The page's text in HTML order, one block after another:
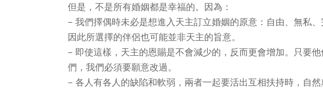
但是，不是所有婚姻都是幸福的。因為：
– 我們擇偶時未必是想進入天主訂立婚姻的原意：自由、無私
因此所選擇的伴侶也可能並非天主的旨意。
– 即使這樣，天主的恩賜是不會減少的，反而更會增加。只要
們，我們必須要願意改過。
– 各人有各人的缺陷和軟弱，兩者一起要活出互相扶持時，自